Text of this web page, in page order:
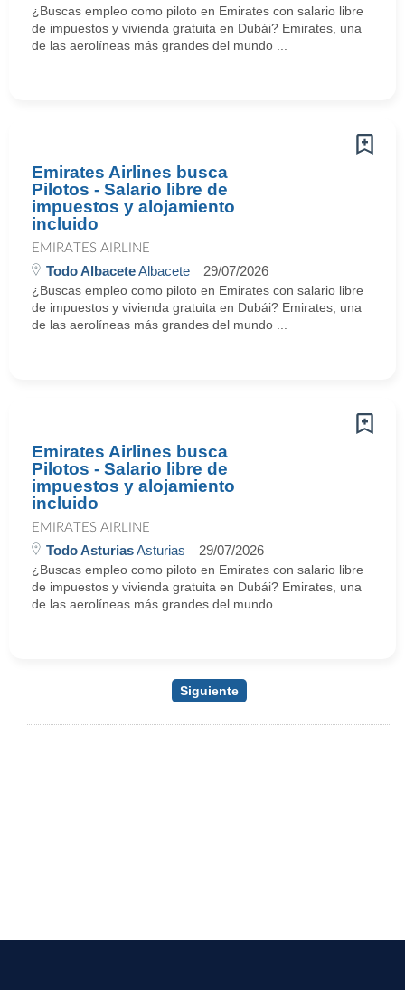
¿Buscas empleo como piloto en Emirates con salario libre
de impuestos y vivienda gratuita en Dubái? Emirates, una
de las aerolíneas más grandes del mundo ...
Emirates Airlines busca
Pilotos - Salario libre de
impuestos y alojamiento
incluido
EMIRATES AIRLINE
Todo AlbaceteAlbacete 29/07/2026
¿Buscas empleo como piloto en Emirates con salario libre
de impuestos y vivienda gratuita en Dubái? Emirates, una
de las aerolíneas más grandes del mundo ...
Emirates Airlines busca
Pilotos - Salario libre de
impuestos y alojamiento
incluido
EMIRATES AIRLINE
Todo AsturiasAsturias 29/07/2026
¿Buscas empleo como piloto en Emirates con salario libre
de impuestos y vivienda gratuita en Dubái? Emirates, una
de las aerolíneas más grandes del mundo ...
Siguiente